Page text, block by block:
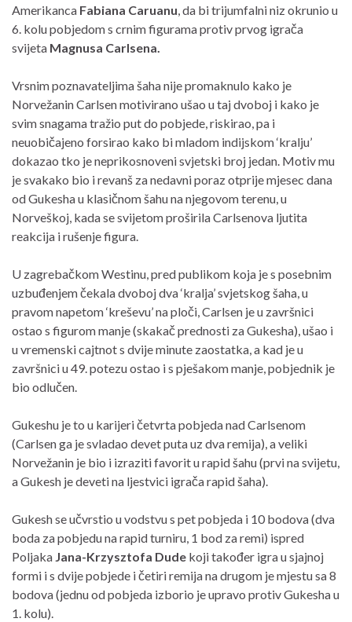
Amerikanca Fabiana Caruanu, da bi trijumfalni niz okrunio u
6. kolu pobjedom s crnim figurama protiv prvog igrača
svijeta Magnusa Carlsena.
Vrsnim poznavateljima šaha nije promaknulo kako je
Norvežanin Carlsen motivirano ušao u taj dvoboj i kako je
svim snagama tražio put do pobjede, riskirao, pa i
neuobičajeno forsirao kako bi mladom indijskom ‘kralju’
dokazao tko je neprikosnoveni svjetski broj jedan. Motiv mu
je svakako bio i revanš za nedavni poraz otprije mjesec dana
od Gukesha u klasičnom šahu na njegovom terenu, u
Norveškoj, kada se svijetom proširila Carlsenova ljutita
reakcija i rušenje figura.
U zagrebačkom Westinu, pred publikom koja je s posebnim
uzbuđenjem čekala dvoboj dva ‘kralja’ svjetskog šaha, u
pravom napetom ‘kreševu’ na ploči, Carlsen je u završnici
ostao s figurom manje (skakač prednosti za Gukesha), ušao i
u vremenski cajtnot s dvije minute zaostatka, a kad je u
završnici u 49. potezu ostao i s pješakom manje, pobjednik je
bio odlučen.
Gukeshu je to u karijeri četvrta pobjeda nad Carlsenom
(Carlsen ga je svladao devet puta uz dva remija), a veliki
Norvežanin je bio i izraziti favorit u rapid šahu (prvi na svijetu,
a Gukesh je deveti na ljestvici igrača rapid šaha).
Gukesh se učvrstio u vodstvu s pet pobjeda i 10 bodova (dva
boda za pobjedu na rapid turniru, 1 bod za remi) ispred
Poljaka Jana-Krzysztofa Dude koji također igra u sjajnoj
formi i s dvije pobjede i četiri remija na drugom je mjestu sa 8
bodova (jednu od pobjeda izborio je upravo protiv Gukesha u
1. kolu).